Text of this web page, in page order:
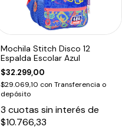
Mochila Stitch Disco 12
Espalda Escolar Azul
$32.299,00
$29.069,10 con Transferencia o
depósito
3 cuotas sin interés de
$10.766,33